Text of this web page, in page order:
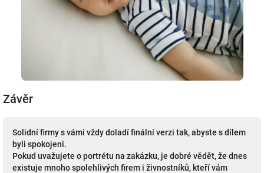
Závěr
Solidní firmy s vámi vždy doladí finální verzi tak, abyste s dílem
byli spokojeni.
Pokud uvažujete o portrétu na zakázku, je dobré vědět, že dnes
existuje mnoho spolehlivých firem i živnostníků, kteří vám